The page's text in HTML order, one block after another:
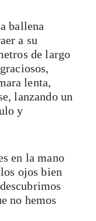
ballena
a su
de largo
lenta,
lanzando un
y
en la mano
ojos bien
no hemos